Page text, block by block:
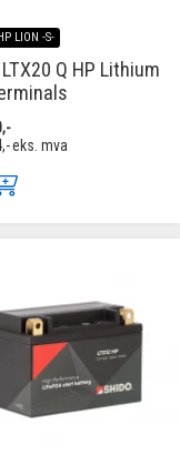
LION -S-
LTX20 Q HP Lithium
eks. mva